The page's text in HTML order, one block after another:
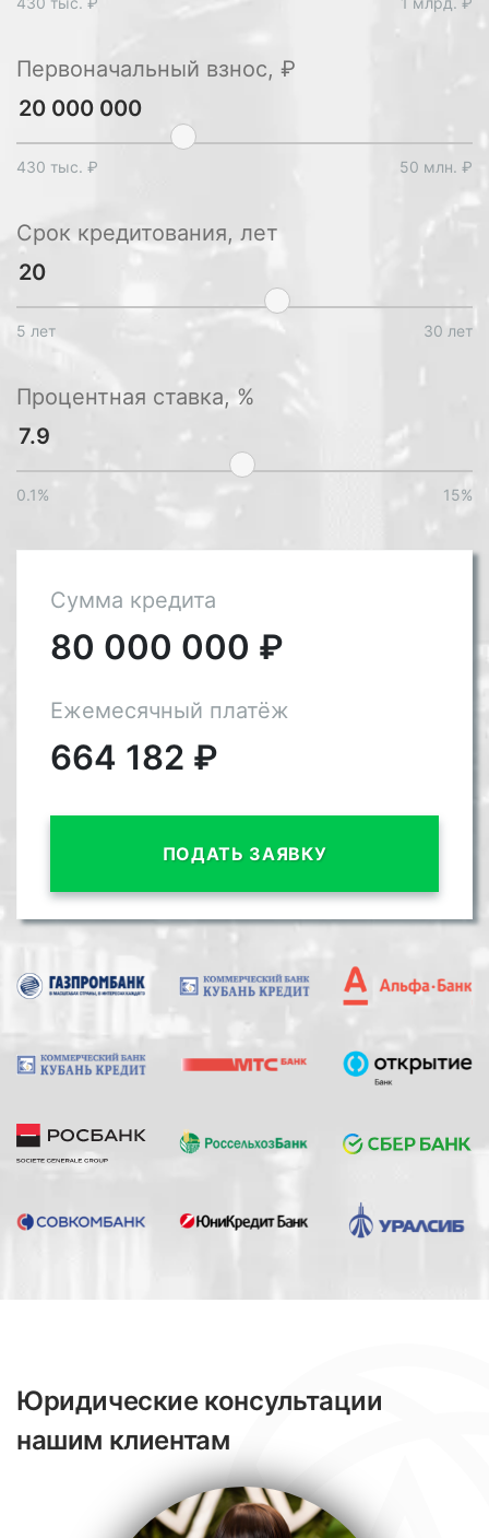
Первоначальный взнос, ₽
430 тыс. ₽ 50 млн. ₽
Срок кредитования, лет
5 лет 30 лет
Процентная ставка, %
0.1% 15%
Сумма кредита
80 000 000 ₽
Ежемесячный платёж
664 182 ₽
ПОДАТЬ ЗАЯВКУ
Юридические консультации
нашим клиентам